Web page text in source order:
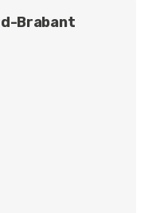
Brabant